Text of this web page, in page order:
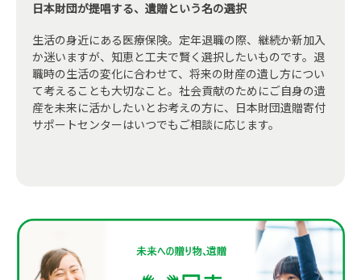
日本財団が提唱する、遺贈という名の選択
生活の身近にある医療保険。定年退職の際、継続か新加入
か迷いますが、知恵と工夫で賢く選択したいものです。退
職時の生活の変化に合わせて、将来の財産の遺し方につい
て考えることも大切なこと。社会貢献のためにご自身の遺
産を未来に活かしたいとお考えの方に、日本財団遺贈寄付
サポートセンターはいつでもご相談に応じます。